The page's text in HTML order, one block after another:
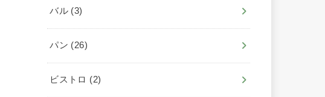
バル (3)
パン (26)
ビストロ (2)